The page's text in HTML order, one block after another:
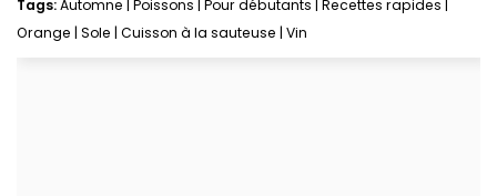
Tags:Automne Poissons Pour débutants Recettes rapides
Orange Sole Cuisson à la sauteuse Vin